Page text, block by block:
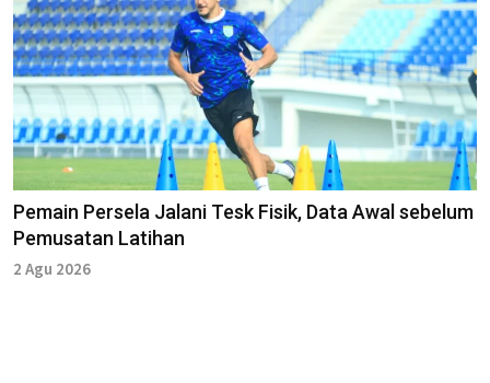
Pemain Persela Jalani Tesk Fisik, Data Awal sebelum
Pemusatan Latihan
2 Agu 2026